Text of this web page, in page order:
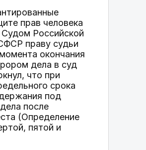
прав человека
Российской
праву судьи
окончания
дела в суд
что при
срока
под
после
(Определение
пятой и